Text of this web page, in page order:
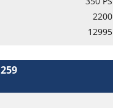
2200
12995